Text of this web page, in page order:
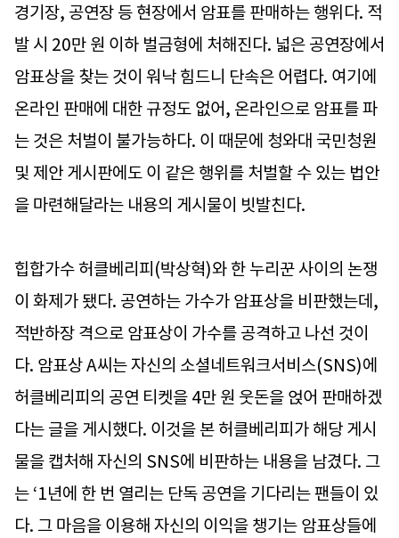
경기장, 공연장 등 현장에서 암표를 판매하는 행위다. 적
발 시 20만 원 이하 벌금형에 처해진다. 넓은 공연장에서
암표상을 찾는 것이 워낙 힘드니 단속은 어렵다. 여기에
온라인 판매에 대한 규정도 없어, 온라인으로 암표를 파
는 것은 처벌이 불가능하다. 이 때문에 청와대 국민청원
및 제안 게시판에도 이 같은 행위를 처벌할 수 있는 법안
을 마련해달라는 내용의 게시물이 빗발친다.
힙합가수 허클베리피(박상혁)와 한 누리꾼 사이의 논쟁
이 화제가 됐다. 공연하는 가수가 암표상을 비판했는데,
적반하장 격으로 암표상이 가수를 공격하고 나선 것이
다. 암표상 A씨는 자신의 소셜네트워크서비스(SNS)에
허클베리피의 공연 티켓을 4만 원 웃돈을 얹어 판매하겠
다는 글을 게시했다. 이것을 본 허클베리피가 해당 게시
물을 캡처해 자신의 SNS에 비판하는 내용을 남겼다. 그
는 ‘1년에 한 번 열리는 단독 공연을 기다리는 팬들이 있
다. 그 마음을 이용해 자신의 이익을 챙기는 암표상들에